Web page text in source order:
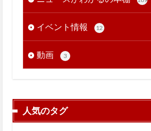
イベント情報 12
動画 3
人気のタグ